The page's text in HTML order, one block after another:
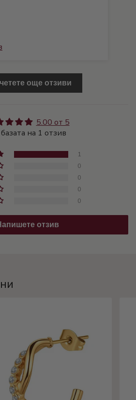
още отзиви
5.00 от 5
на 1 отзив
1
0
0
0
0
отзив